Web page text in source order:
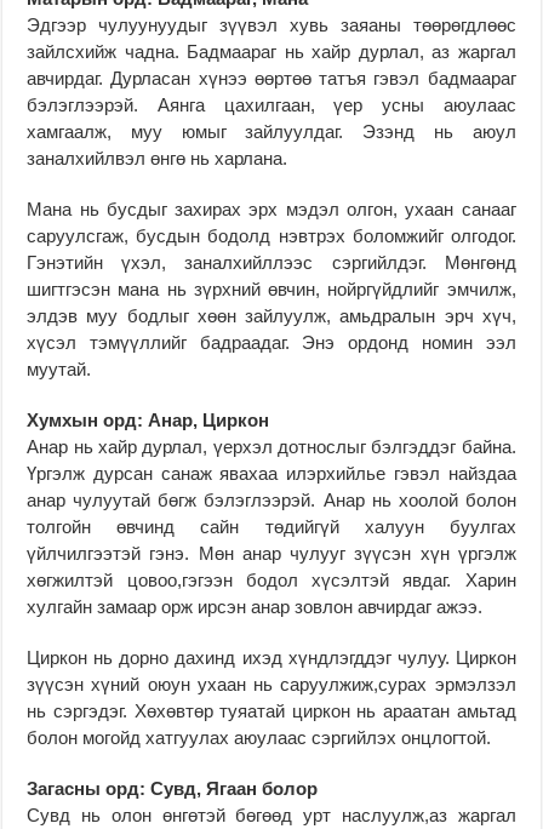
Эдгээр чулуунуудыг зүүвэл хувь заяаны төөрөгдлөөс
зайлсхийж чадна. Бадмаараг нь хайр дурлал, аз жаргал
авчирдаг. Дурласан хүнээ өөртөө татъя гэвэл бадмаараг
бэлэглээрэй. Аянга цахилгаан, үер усны аюулаас
хамгаалж, муу юмыг зайлуулдаг. Эзэнд нь аюул
заналхийлвэл өнгө нь харлана.
Мана нь бусдыг захирах эрх мэдэл олгон, ухаан санааг
саруулсгаж, бусдын бодолд нэвтрэх боломжийг олгодог.
Гэнэтийн үхэл, заналхийллээс сэргийлдэг. Мөнгөнд
шигтгэсэн мана нь зүрхний өвчин, нойргүйдлийг эмчилж,
элдэв муу бодлыг хөөн зайлуулж, амьдралын эрч хүч,
хүсэл тэмүүллийг бадраадаг. Энэ ордонд номин ээл
муутай.
Хумхын орд: Анар, Циркон
Анар нь хайр дурлал, үерхэл дотнослыг бэлгэддэг байна.
Үргэлж дурсан санаж явахаа илэрхийлье гэвэл найздаа
анар чулуутай бөгж бэлэглээрэй. Анар нь хоолой болон
толгойн өвчинд сайн төдийгүй халуун буулгах
үйлчилгээтэй гэнэ. Мөн анар чулууг зүүсэн хүн үргэлж
хөгжилтэй цовоо,гэгээн бодол хүсэлтэй явдаг. Харин
хулгайн замаар орж ирсэн анар зовлон авчирдаг ажээ.
Циркон нь дорно дахинд ихэд хүндлэгддэг чулуу. Циркон
зүүсэн хүний оюун ухаан нь саруулжиж,сурах эрмэлзэл
нь сэргэдэг. Хөхөвтөр туяатай циркон нь араатан амьтад
болон могойд хатгуулах аюулаас сэргийлэх онцлогтой.
Загасны орд: Сувд, Ягаан болор
Сувд нь олон өнгөтэй бөгөөд урт наслуулж,аз жаргал